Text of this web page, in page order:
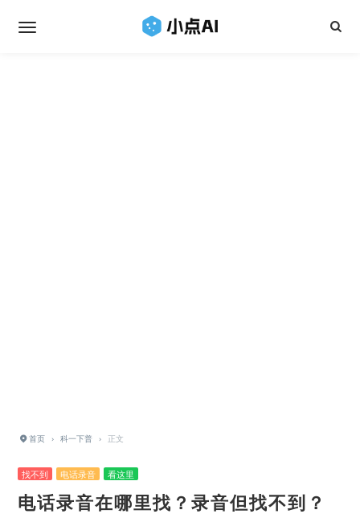
首页 › 科一下普 › 正文
找不到 电话录音 看这里
电话录音在哪里找？录音但找不到？